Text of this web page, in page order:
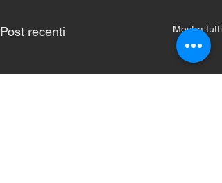
Post recenti Mostra tutti